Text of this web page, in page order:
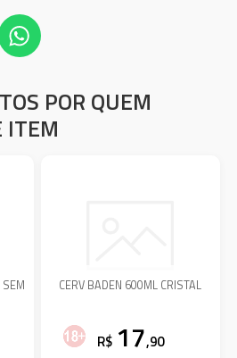
POR QUEM
ITEM
CERV BADEN 600ML CRISTAL
R$ 17,90